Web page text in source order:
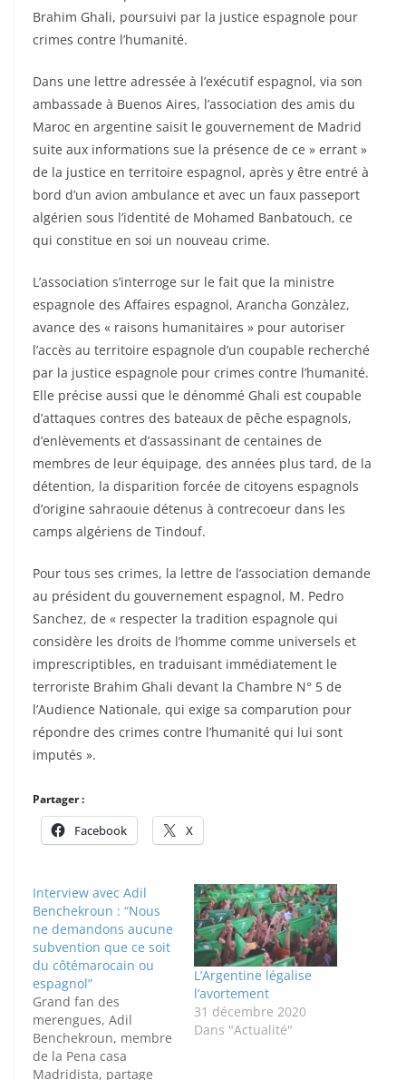
Brahim Ghali, poursuivi par la justice espagnole pour
crimes contre l’humanité.
Dans une lettre adressée à l’exécutif espagnol, via son
ambassade à Buenos Aires, l’association des amis du
Maroc en argentine saisit le gouvernement de Madrid
suite aux informations sue la présence de ce » errant »
de la justice en territoire espagnol, après y être entré à
bord d’un avion ambulance et avec un faux passeport
algérien sous l’identité de Mohamed Banbatouch, ce
qui constitue en soi un nouveau crime.
L’association s’interroge sur le fait que la ministre
espagnole des Affaires espagnol, Arancha Gonzàlez,
avance des « raisons humanitaires » pour autoriser
l’accès au territoire espagnole d’un coupable recherché
par la justice espagnole pour crimes contre l’humanité.
Elle précise aussi que le dénommé Ghali est coupable
d’attaques contres des bateaux de pêche espagnols,
d’enlèvements et d’assassinant de centaines de
membres de leur équipage, des années plus tard, de la
détention, la disparition forcée de citoyens espagnols
d’origine sahraouie détenus à contrecoeur dans les
camps algériens de Tindouf.
Pour tous ses crimes, la lettre de l’association demande
au président du gouvernement espagnol, M. Pedro
Sanchez, de « respecter la tradition espagnole qui
considère les droits de l’homme comme universels et
imprescriptibles, en traduisant immédiatement le
terroriste Brahim Ghali devant la Chambre N° 5 de
l’Audience Nationale, qui exige sa comparution pour
répondre des crimes contre l’humanité qui lui sont
imputés ».
Partager :
Facebook X
Interview avec Adil
Benchekroun : “Nous
ne demandons aucune
subvention que ce soit
du côtémarocain ou
espagnol”
Grand fan des
merengues, Adil
Benchekroun, membre
de la Pena casa
Madridista, partage
L’Argentine légalise
l’avortement
31 décembre 2020
Dans "Actualité"